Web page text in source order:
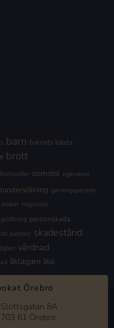
barn barnets bästa
brott
domstol egendom
gärningsperson
makar migration
personskada
sambor skadestånd
vårdnad
åklagare åtal
Örebro
Slottsgatan 8A
703 61 Örebro